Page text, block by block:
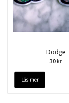
Dodge
30 kr
Läs mer